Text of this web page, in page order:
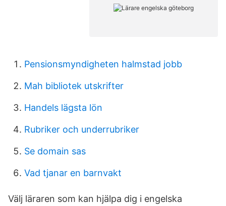
Pensionsmyndigheten halmstad jobb
Mah bibliotek utskrifter
Handels lägsta lön
Rubriker och underrubriker
Se domain sas
Vad tjanar en barnvakt
Välj läraren som kan hjälpa dig i engelska